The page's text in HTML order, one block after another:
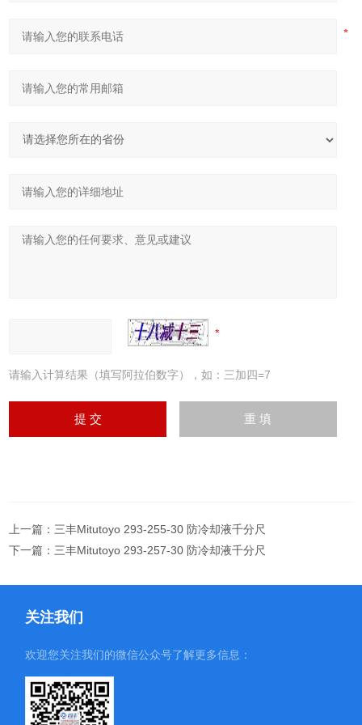
请输入计算结果（填写阿拉伯数字），如：三加四=7
上一篇： 三丰Mitutoyo 293-255-30 防冷却液千分尺
下一篇： 三丰Mitutoyo 293-257-30 防冷却液千分尺
关注我们
欢迎您关注我们的微信公众号了解更多信息：